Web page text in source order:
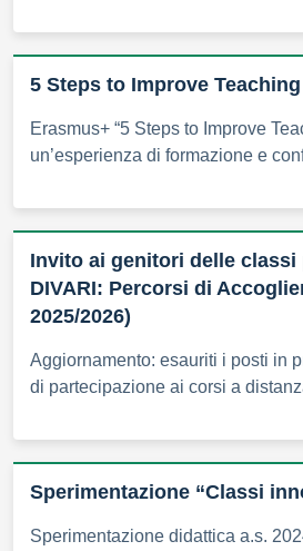
5 Steps to Improve
Erasmus+ “5 Steps to Improve
un’esperienza di formazione e
Invito ai genitori delle classi
DIVARI: Percorsi di
2025/2026)
Aggiornamento: esauriti i posti in
di partecipazione ai corsi a
Sperimentazione “Classi
Sperimentazione didattica a.s.